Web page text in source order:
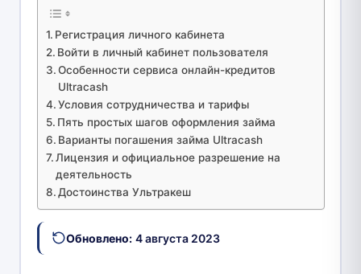
Регистрация личного кабинета
Войти в личный кабинет пользователя
Особенности сервиса онлайн-кредитов
Ultracash
Условия сотрудничества и тарифы
Пять простых шагов оформления займа
Варианты погашения займа Ultracash
Лицензия и официальное разрешение на
деятельность
Достоинства Ультракеш
Обновлено: 4 августа 2023